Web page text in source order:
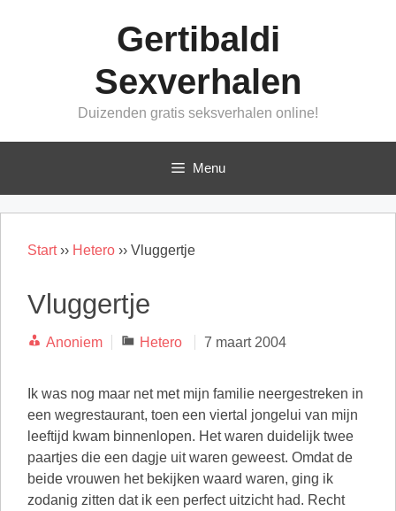
Gertibaldi
Sexverhalen
Duizenden gratis seksverhalen online!
Menu
Start›› Hetero ›› Vluggertje
Vluggertje
Anoniem Categorieën
Hetero 7 maart 2004
Ik was nog maar net met mijn familie neergestreken in
een wegrestaurant, toen een viertal jongelui van mijn
leeftijd kwam binnenlopen. Het waren duidelijk twee
paartjes die een dagje uit waren geweest. Omdat de
beide vrouwen het bekijken waard waren, ging ik
zodanig zitten dat ik een perfect uitzicht had. Recht